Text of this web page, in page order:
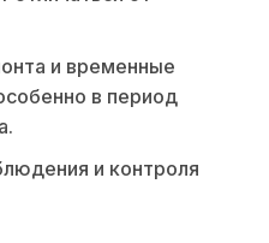
и временные
в период
и контроля